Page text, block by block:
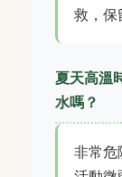
救，保
夏天高溫
水嗎？
非常危